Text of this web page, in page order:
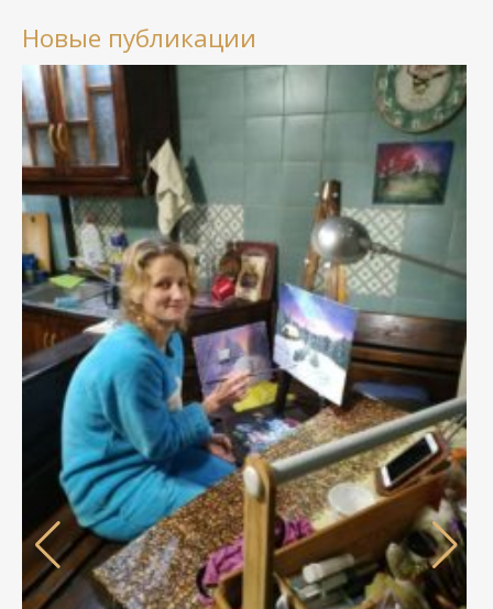
Новые публикации